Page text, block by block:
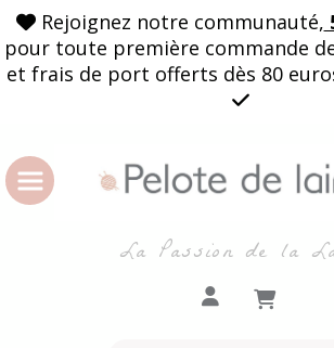
 Rejoignez notre communauté,
pour toute première commande
et frais de port offerts dès 80

La Passion de la